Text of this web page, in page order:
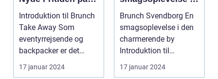
Farten
Introduktion til Brunch
Take Away Som
eventyrrejsende og
backpacker er det
almindeligt at være på
fa...
17 januar 2024
den charmerende
Brunch Svendborg En
smagsoplevelse i den
charmerende by
Introduktion til
brunchkulturen i
Svendbo...
17 januar 2024